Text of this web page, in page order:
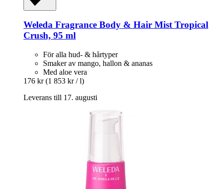
Weleda Fragrance Body & Hair Mist Tropical
Crush, 95 ml
För alla hud- & hårtyper
Smaker av mango, hallon & ananas
Med aloe vera
176 kr (1 853 kr / l)
Leverans till 17. augusti